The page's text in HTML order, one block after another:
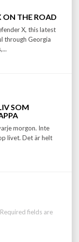
ON THE ROAD
X, this latest
through Georgia
SOM
morgon. Inte
livet. Det är helt
Required fields are